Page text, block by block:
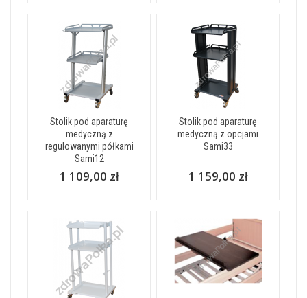
Stolik pod aparaturę
medyczną z
regulowanymi półkami
Sami12
1 109,00 zł
Stolik pod aparaturę
medyczną z opcjami
Sami33
1 159,00 zł